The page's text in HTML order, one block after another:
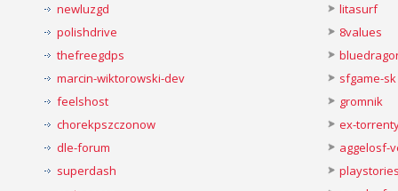
newluzgd
polishdrive
thefreegdps
marcin-wiktorowski-dev
feelshost
chorekpszczonow
dle-forum
superdash
litasurf
8values
sfgame-sk
gromnik
ex-
aggelosf-